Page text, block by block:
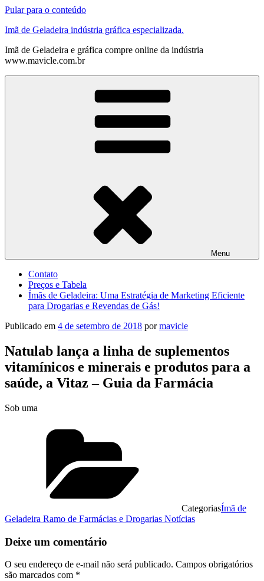
Pular para o conteúdo
Imã de Geladeira indústria gráfica especializada.
Imã de Geladeira e gráfica compre online da indústria
www.mavicle.com.br
Menu
Contato
Preços e Tabela
Ímãs de Geladeira: Uma Estratégia de Marketing Eficiente
para Drogarias e Revendas de Gás!
Publicado em 4 de setembro de 2018 pormavicle
Natulab lança a linha de suplementos
vitamínicos e minerais e produtos para a
saúde, a Vitaz – Guia da Farmácia
Sob uma
CategoriasÍmã de
Geladeira Ramo de Farmácias e Drogarias Notícias
Deixe um comentário
O seu endereço de e-mail não será publicado. Campos obrigatórios
são marcados com *